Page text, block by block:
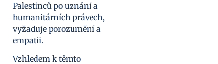
Palestinců po uznání a
humanitárních právech,
vyžaduje porozumění a
empatii.
Vzhledem k těmto